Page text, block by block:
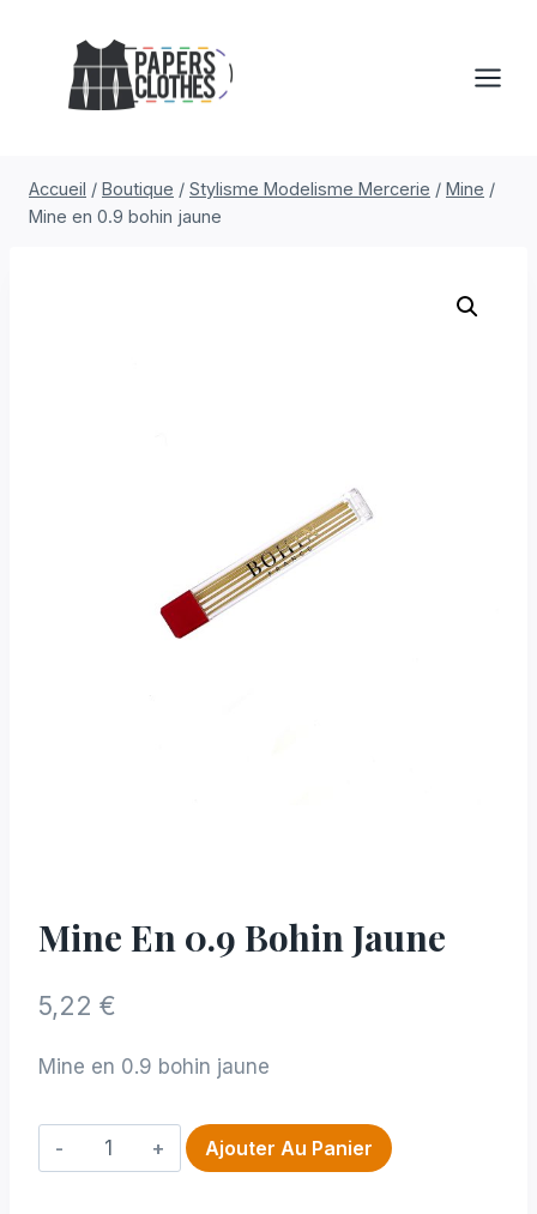
contenu
Accueil / Boutique / Stylisme Modelisme Mercerie / Mine /
Mine en 0.9 bohin jaune
Mine En 0.9 Bohin Jaune
5,22 €
Mine en 0.9 bohin jaune
quantité
de
Ajouter Au Panier